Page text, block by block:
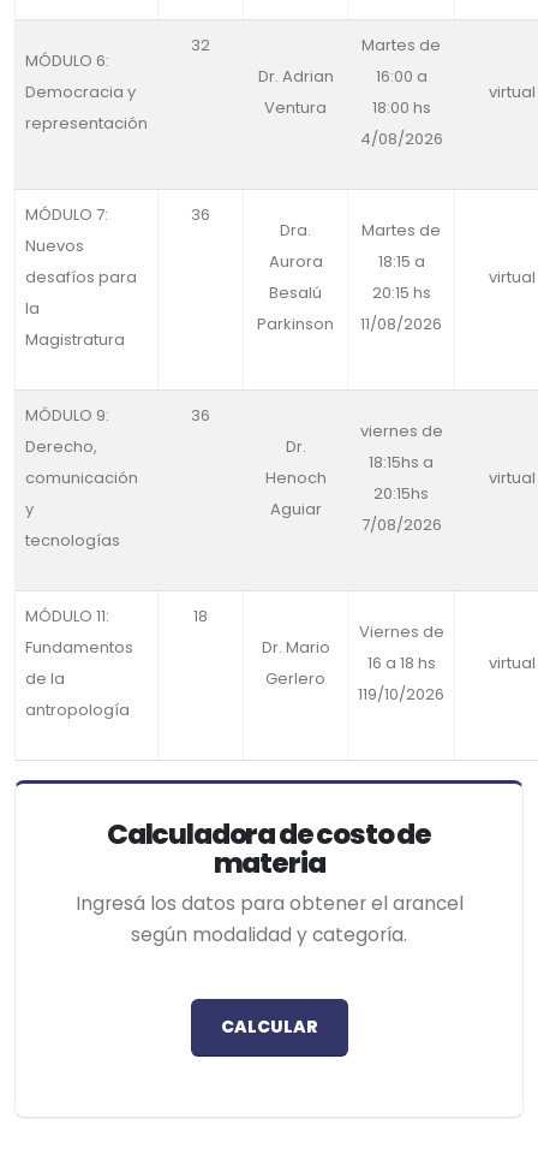
MÓDULO 6:
Democracia y
representación
32
Dr. Adrian
Ventura
Martes de
16:00 a
18:00 hs
4/08/2026
virtual
MÓDULO 7:
Nuevos
desafíos para
la
Magistratura
36
Dra.
Aurora
Besalú
Parkinson
Martes de
18:15 a
20:15 hs
11/08/2026
virtual
MÓDULO 9:
Derecho,
comunicación
y
tecnologías
36
Dr.
Henoch
Aguiar
viernes de
18:15hs a
20:15hs
7/08/2026
virtual
MÓDULO 11:
Fundamentos
de la
antropología
18
Dr. Mario
Gerlero
Viernes de
16 a 18 hs
119/10/2026
virtual
Calculadora de costo de
materia
Ingresá los datos para obtener el arancel
según modalidad y categoría.
CALCULAR